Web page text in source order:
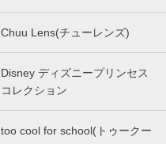
Chuu Lens(チューレンズ)
Disney ディズニープリンセス
コレクション
too cool for school(トゥークー